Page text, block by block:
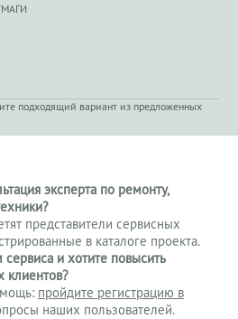
подходящий вариант из предложенных
эксперта по ремонту,
представители сервисных
в каталоге проекта.
и хотите повысить
клиентов?
пройдите регистрацию в
наших пользователей.